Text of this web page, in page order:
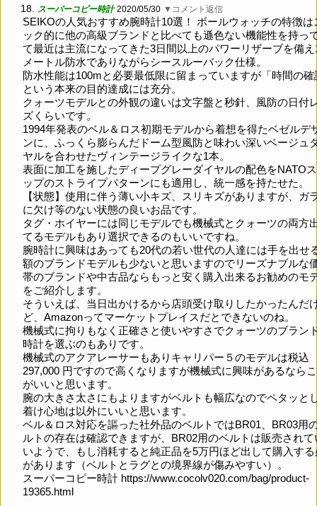
18. スーパーコピー時計 2020/05/30 ▼コメント返信
SEIKOの人気おすすめ腕時計10選！ ボールウォッチの特徴は
ック的に他の高級ブランドと比べても遜色ない機能性を持っ
て最近は主流になってきた3日間以上のパワーリザーブを備え
メートル防水でありながらシースルーバック仕様。
防水性能は100mと必要最低限に留まっていますが「時間の確
という本来の目的達成には充分。
クォーツモデルとの外観の違いは文字盤と秒針、風防の日付
ズくらいです。
1994年発表のベル＆ロス初期モデルから着想を得たベゼルデ
ンに、ふっくら膨らんだドーム型風防と味わい深いベージュ
ヤルを合わせたヴィンテージライクな1本。
表面に加工を施したディープグレーダイヤルの配色をNATO
ップのストライプパターンにも適用し、統一感を持たせた。
【状態】使用に伴う薄い小キズ、スリキズがありますが、ガ
に欠け等のない状態の良いお品です。
タグ・ホイヤーには同じモデルでも機械式とクォーツの両方
てるモデルもあり選択できるのもいいですね。
腕時計に興味はあっても20代の若い世代の人達には手を出せ
額のブランドモデルも少ないと思いますのでリーズナブルな
帯のブランドや中古品ならもっと安く購入出来るお勧めのモ
をご紹介します。
そういえば、当日出かけるから店頭受け取りしたかったんだ
ど、Amazonってマーケットプレイスだとできないのね。
機械式に拘りもなく正確さと使いやすさでクォーツのブラン
時計を選ぶのもありです。
機械式のアクアレーサーもありキャリパー５のモデルは税込
297,000 円ですので高くなりますが機械式に興味があるなら
がいいと思います。
腕の大きさ太さにもよりますがベルトも幅広なのでペタッと
着け心地は以外にいいと思います。
ベル＆ロス対応を謳った社外品のベルトではBR01、BR03用
ルトの存在は確認できますが、BR02用のベルトは販売されて
いようで、もし消耗すると純正品を5万円ほど出して購入す
があります（ベルトとラグとの境界線が傷みやすい）。
スーパーコピー時計 https://www.cocolv020.com/bag/product-
19365.html